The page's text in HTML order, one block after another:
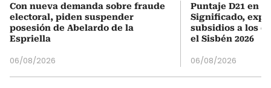
Con nueva demanda sobre fraude
electoral, piden suspender
posesión de Abelardo de la
Espriella
06/08/2026
Puntaje D21 en
Significado,
subsidios a los
el Sisbén 2026
06/08/2026